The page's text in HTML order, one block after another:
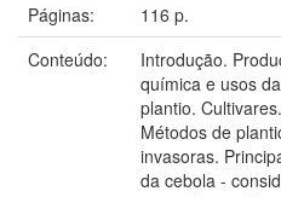
Páginas:
116 p.
Conteúdo:
Introdução.
química e usos
plantio.
Métodos de
invasoras.
da cebola -